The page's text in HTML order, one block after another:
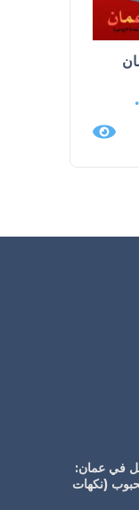
أورال جيل 100 مل في عمان:
(نكهات